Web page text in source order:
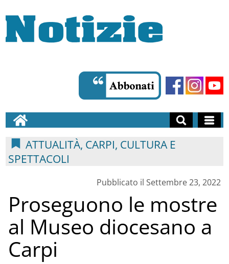
ATTUALITÀ, CARPI, CULTURA E
SPETTACOLI
Pubblicato il Settembre 23, 2022
Proseguono le mostre
al Museo diocesano a
Carpi